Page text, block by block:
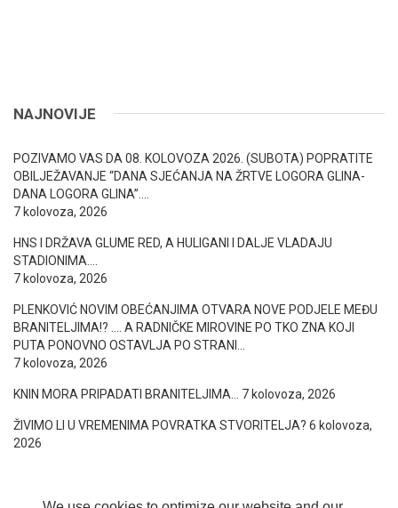
NAJNOVIJE
POZIVAMO VAS DA 08. KOLOVOZA 2026. (SUBOTA) POPRATITE
OBILJEŽAVANJE “DANA SJEĆANJA NA ŽRTVE LOGORA GLINA-
DANA LOGORA GLINA”….
7 kolovoza, 2026
HNS I DRŽAVA GLUME RED, A HULIGANI I DALJE VLADAJU
STADIONIMA….
7 kolovoza, 2026
PLENKOVIĆ NOVIM OBEĆANJIMA OTVARA NOVE PODJELE MEĐU
BRANITELJIMA!? …. A RADNIČKE MIROVINE PO TKO ZNA KOJI
PUTA PONOVNO OSTAVLJA PO STRANI…
7 kolovoza, 2026
KNIN MORA PRIPADATI BRANITELJIMA… 7 kolovoza, 2026
ŽIVIMO LI U VREMENIMA POVRATKA STVORITELJA? 6 kolovoza,
2026